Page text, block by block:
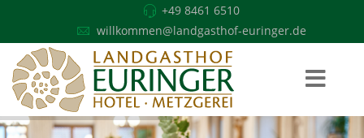
+49 8461 6510
willkommen@landgasthof-euringer.de